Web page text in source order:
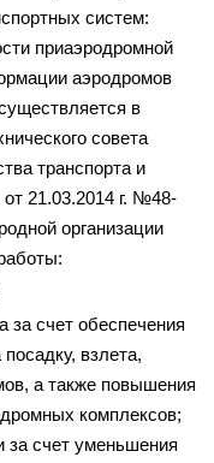
систем:
приаэродромной
аэродромов
в
совета
транспорта и
21.03.2014 г. №48-
организации
за счет обеспечения
взлета,
а также повышения
комплексов;
за счет уменьшения